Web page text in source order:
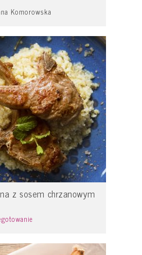
Komorowska
z sosem chrzanowym